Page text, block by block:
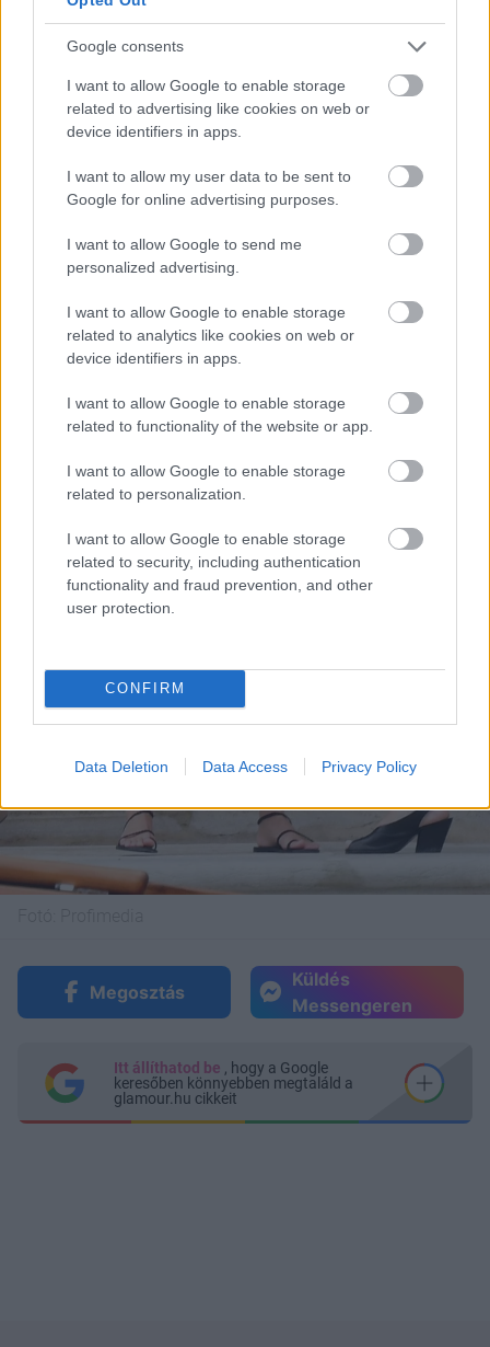
Google consents
I want to allow Google to enable storage
related to advertising like cookies on web or
device identifiers in apps.
I want to allow my user data to be sent to
Google for online advertising purposes.
I want to allow Google to send me
personalized advertising.
I want to allow Google to enable storage
related to analytics like cookies on web or
device identifiers in apps.
I want to allow Google to enable storage
related to functionality of the website or app.
I want to allow Google to enable storage
related to personalization.
I want to allow Google to enable storage
related to security, including authentication
functionality and fraud prevention, and other
user protection.
CONFIRM
Data Deletion Data Access Privacy Policy
ajánljuk, hogy inspirálódj Emma Watson romantikus
stílusából.
Megosztás
Küldés
Messengeren
Itt állíthatod be , hogy a Google
keresőben könnyebben megtaláld a
glamour.hu cikkeit